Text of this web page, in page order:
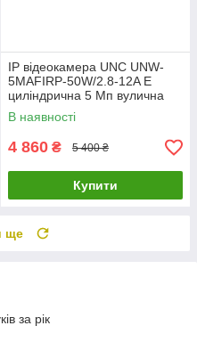
IP відеокамера UNC UNW-
5MAFIRP-50W/2.8-12A E
циліндрична 5 Мп вулична
для відеоспостереження з
моторизованим об'єктивом
В наявності
4 860 ₴ 5 400 ₴
Купити
ще
за рік